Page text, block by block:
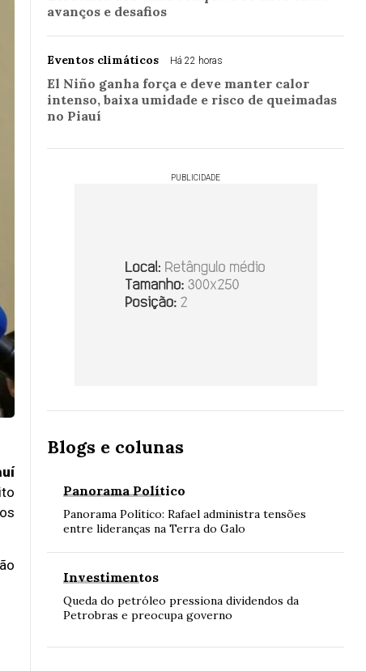
avanços e desafios
Eventos climáticos Há 22 horas
El Niño ganha força e deve manter calor
intenso, baixa umidade e risco de queimadas
no Piauí
PUBLICIDADE
Blogs e colunas
Panorama Político
Panorama Político: Rafael administra tensões
entre lideranças na Terra do Galo
Investimentos
Queda do petróleo pressiona dividendos da
Petrobras e preocupa governo